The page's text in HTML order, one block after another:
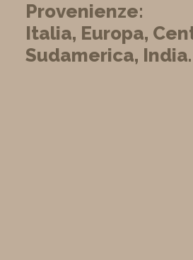
Provenienze:
Italia, Europa,
Sudamerica, India.